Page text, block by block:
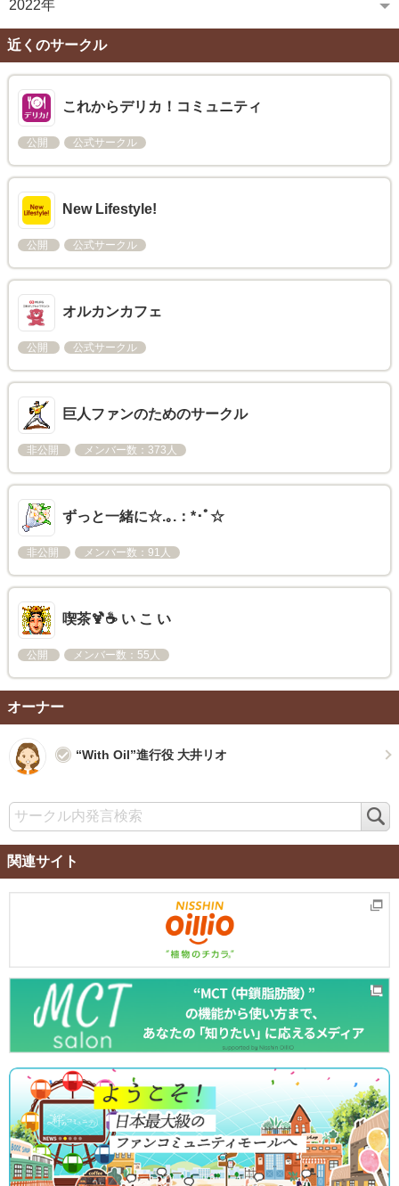
2022年
近くのサークル
これからデリカ！コミュニティ
公開 公式サークル
New Lifestyle!
公開 公式サークル
オルカンカフェ
公開 公式サークル
巨人ファンのためのサークル
非公開 メンバー数：373人
ずっと一緒に☆.｡.：*･ﾟ☆
非公開 メンバー数：91人
喫茶🍹☕ い こ い
公開 メンバー数：55人
オーナー
“With Oil”進行役 大井リオ
索
関連サイト